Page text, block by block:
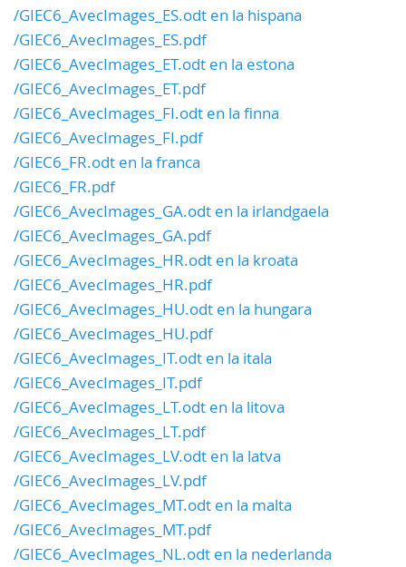
/GIEC6_AvecImages_ES.odt en la hispana
/GIEC6_AvecImages_ES.pdf
/GIEC6_AvecImages_ET.odt en la estona
/GIEC6_AvecImages_ET.pdf
/GIEC6_AvecImages_FI.odt en la finna
/GIEC6_AvecImages_FI.pdf
/GIEC6_FR.odt en la franca
/GIEC6_FR.pdf
/GIEC6_AvecImages_GA.odt en la irlandgaela
/GIEC6_AvecImages_GA.pdf
/GIEC6_AvecImages_HR.odt en la kroata
/GIEC6_AvecImages_HR.pdf
/GIEC6_AvecImages_HU.odt en la hungara
/GIEC6_AvecImages_HU.pdf
/GIEC6_AvecImages_IT.odt en la itala
/GIEC6_AvecImages_IT.pdf
/GIEC6_AvecImages_LT.odt en la litova
/GIEC6_AvecImages_LT.pdf
/GIEC6_AvecImages_LV.odt en la latva
/GIEC6_AvecImages_LV.pdf
/GIEC6_AvecImages_MT.odt en la malta
/GIEC6_AvecImages_MT.pdf
/GIEC6_AvecImages_NL.odt en la nederlanda